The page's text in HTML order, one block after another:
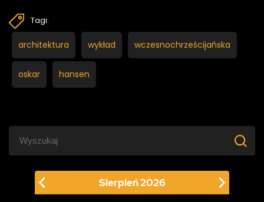
Tagi:
architektura wykład wczesnochrześcijańska
oskar hansen
Sierpień2026